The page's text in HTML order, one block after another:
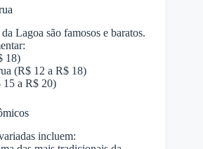
Lagoa são famosos e baratos.
18)
(R$ 12 a R$ 18)
15 a R$ 20)
incluem: